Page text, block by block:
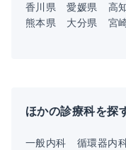
香川県
愛媛県 高
熊本県
大分県 宮
ほかの診療科を探
一般内科 循環器内